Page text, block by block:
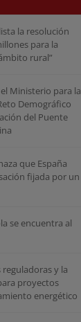
la resolución
para la
rural”
Ministerio para la
Demográfico
del Puente
que España
fijada por un
se encuentra al
reguladoras y la
proyectos
energético